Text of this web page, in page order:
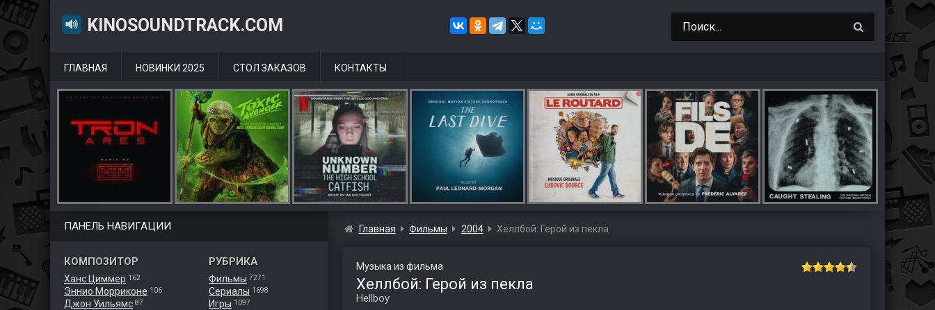
KINOSOUNDTRACK.COM
ГЛАВНАЯ НОВИНКИ 2025 СТОЛ ЗАКАЗОВ КОНТАКТЫ
ПАНЕЛЬ НАВИГАЦИИ
КОМПОЗИТОР
Ханс Циммер 162
Эннио Морриконе 106
Джон Уильямс 87
РУБРИКА
Фильмы 7271
Сериалы 1698
Игры 1097
Главная Фильмы 2004 Хеллбой: Герой из пекла
Музыка из фильма
Хеллбой: Герой из пекла
Hellboy